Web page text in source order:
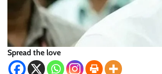
Spread the love